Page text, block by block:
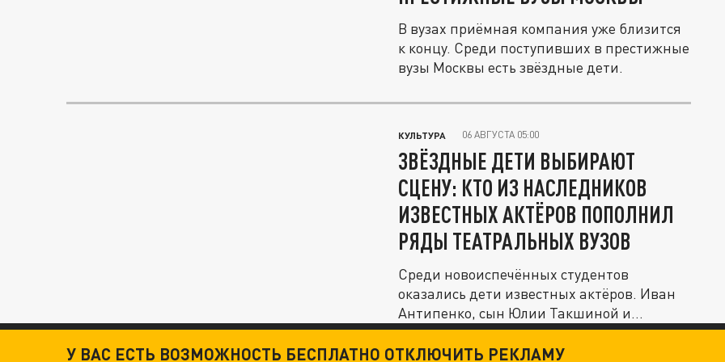
В вузах приёмная компания уже близится
к концу. Среди поступивших в престижные
вузы Москвы есть звёздные дети.
КУЛЬТУРА 06 АВГУСТА 05:00
ЗВЁЗДНЫЕ ДЕТИ ВЫБИРАЮТ
СЦЕНУ: КТО ИЗ НАСЛЕДНИКОВ
ИЗВЕСТНЫХ АКТЁРОВ ПОПОЛНИЛ
РЯДЫ ТЕАТРАЛЬНЫХ ВУЗОВ
Среди новоиспечённых студентов
оказались дети известных актёров. Иван
Антипенко, сын Юлии Такшиной и
Григория...
У ВАС ЕСТЬ ВОЗМОЖНОСТЬ БЕСПЛАТНО ОТКЛЮЧИТЬ РЕКЛАМУ